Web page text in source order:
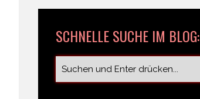
SCHNELLE SUCHE IM BLOG: